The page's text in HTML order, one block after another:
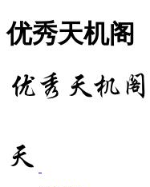
优秀天机阁